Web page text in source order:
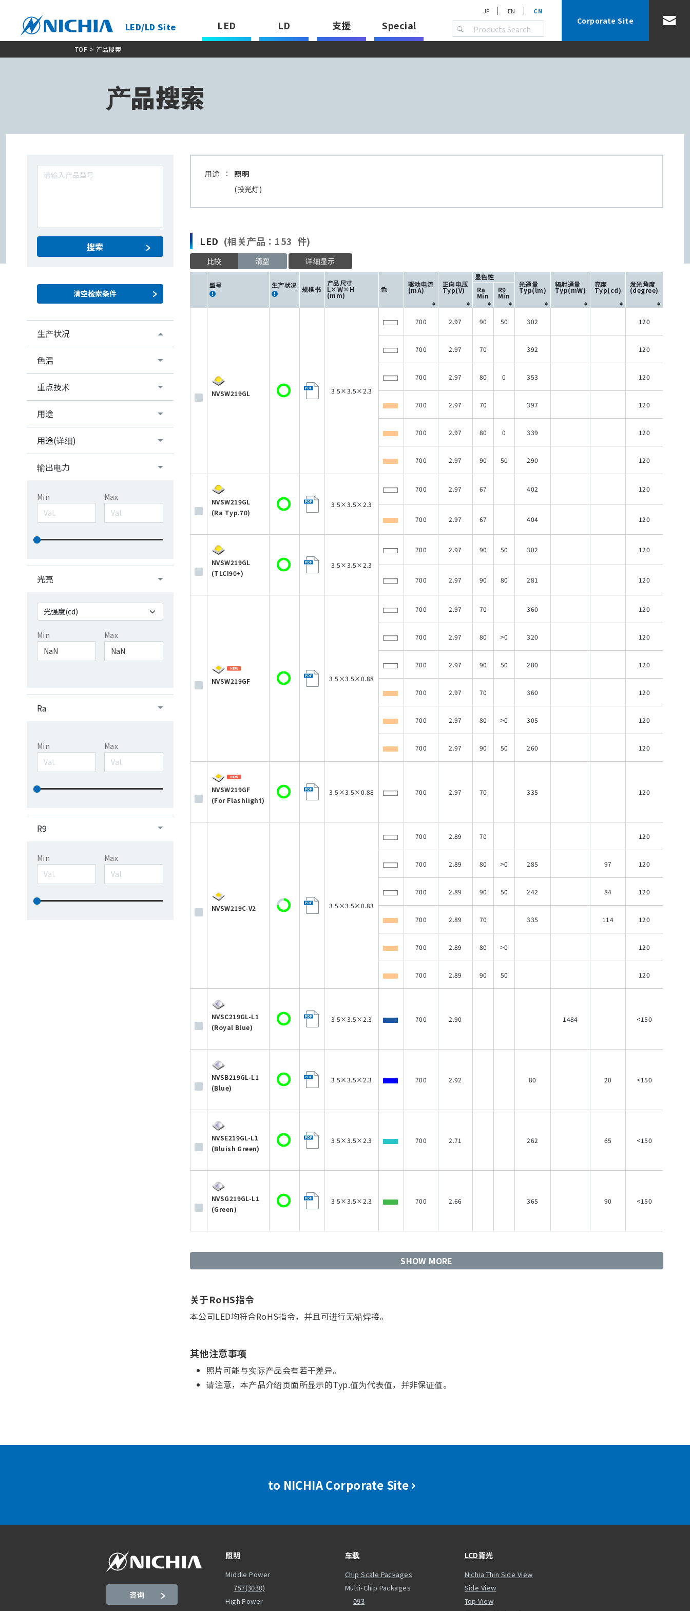
LED/LD Site LED LD 支援 Special
JP EN CN
Corporate Site
TOP > 产品搜索
产品搜索
搜索
生产状况
色温
重点技术
用途
用途(详细)
输出电力
Min Max
光亮
Min Max
Ra
Min Max
R9
Min Max
用途 ：
照明
(投光灯)
LED (相关产品：153 件)
比较 清空 详细显示
型号 生产状况 规格书
产品尺寸
L×W×H
(mm)
色
驱动电流
(mA)
正向电压
Typ(V)
显色性
光通量
Typ(lm)
辐射通量
Typ(mW)
亮度
Typ(cd)
发光角度
(degree)
Ra
Min
R9
Min
NVSW219GL 3.5×3.5×2.3
700 2.97 90 50 302 120
700 2.97 70 392 120
700 2.97 80 0 353 120
700 2.97 70 397 120
700 2.97 80 0 339 120
700 2.97 90 50 290 120
NVSW219GL
(Ra Typ.70)
3.5×3.5×2.3
700 2.97 67 402 120
700 2.97 67 404 120
NVSW219GL
(TLCI90+)
3.5×3.5×2.3
700 2.97 90 50 302 120
700 2.97 90 80 281 120
NVSW219GF 3.5×3.5×0.88
700 2.97 70 360 120
700 2.97 80 >0 320 120
700 2.97 90 50 280 120
700 2.97 70 360 120
700 2.97 80 >0 305 120
700 2.97 90 50 260 120
NVSW219GF
(For Flashlight)
3.5×3.5×0.88 700 2.97 70 335 120
NVSW219C-V2 3.5×3.5×0.83
700 2.89 70 120
700 2.89 80 >0 285 97 120
700 2.89 90 50 242 84 120
700 2.89 70 335 114 120
700 2.89 80 >0 120
700 2.89 90 50 120
NVSC219GL-L1
(Royal Blue)
3.5×3.5×2.3 700 2.90 1484 <150
NVSB219GL-L1
(Blue)
3.5×3.5×2.3 700 2.92 80 20 <150
NVSE219GL-L1
(Bluish Green)
3.5×3.5×2.3 700 2.71 262 65 <150
NVSG219GL-L1
(Green)
3.5×3.5×2.3 700 2.66 365 90 <150
SHOW MORE
关于RoHS指令
本公司LED均符合RoHS指令，并且可进行无铅焊接。
其他注意事项
照片可能与实际产品会有若干差异。
请注意，本产品介绍页面所显示的Typ.值为代表值，并非保证值。
to NICHIA Corporate Site
咨询
照明
Middle Power
757(3030)
High Power
车载
Chip Scale Packages
Multi-Chip Packages
093
LCD背光
Nichia Thin Side View
Side View
Top View